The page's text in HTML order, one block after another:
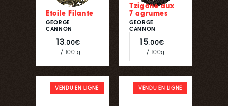
Etoile Filante
GEORGE
CANNON
13.00€
/ 100 g
Tzigane aux
7 agrumes
GEORGE
CANNON
15.00€
/ 100g
VENDU EN LIGNE VENDU EN LIGNE